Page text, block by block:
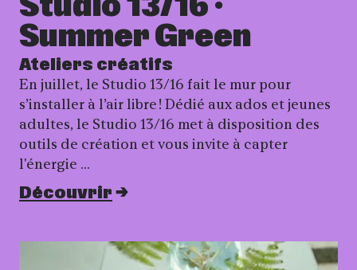
Summer Green
Ateliers créatifs
En juillet, le Studio 13/16 fait le mur pour
s’installer à l’air libre ! Dédié aux ados et jeunes
adultes, le Studio 13/16 met à disposition des
outils de création et vous invite à capter
l'énergie …
Découvrir